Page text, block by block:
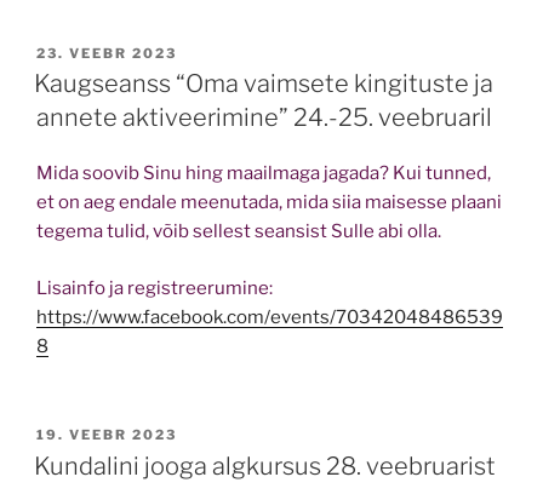
POSTED
ON
23. VEEBR 2023
Kaugseanss “Oma vaimsete kingituste ja
annete aktiveerimine” 24.-25. veebruaril
Mida soovib Sinu hing maailmaga jagada? Kui tunned,
et on aeg endale meenutada, mida siia maisesse plaani
tegema tulid, võib sellest seansist Sulle abi olla.
Lisainfo ja registreerumine:
https://www.facebook.com/events/70342048486539
8
POSTED
ON
19. VEEBR 2023
Kundalini jooga algkursus 28. veebruarist